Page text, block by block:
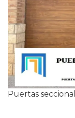
Puertas